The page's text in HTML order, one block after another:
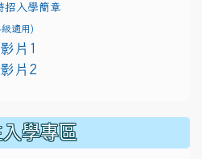
招入學簡章
級適用)
presentation/d/
片1
presentation/d/
片2
學專區